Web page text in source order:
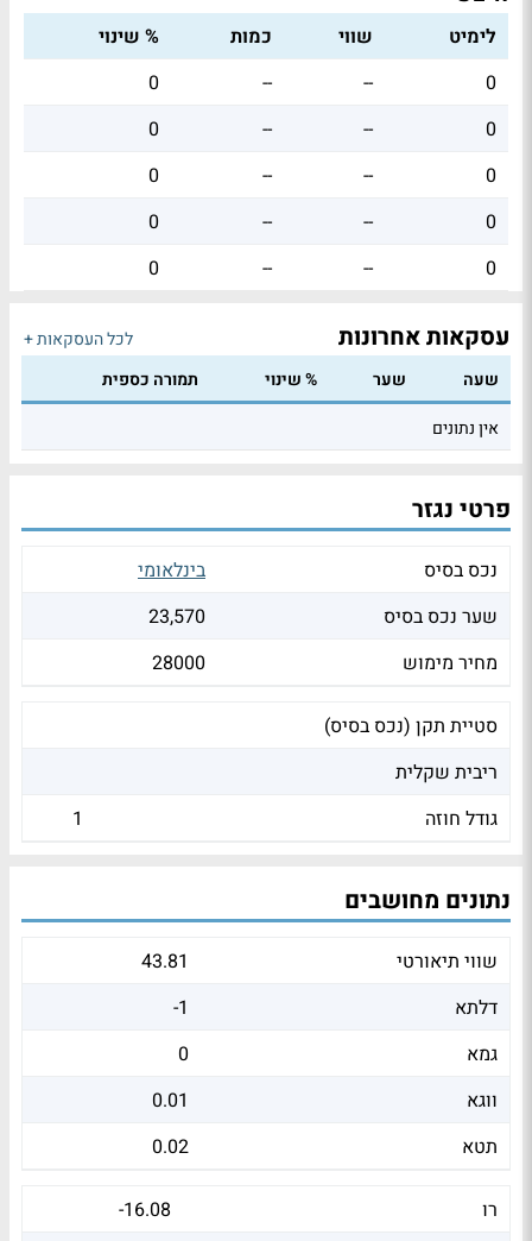
לימיט שווי כמות
% שינוי
0
--
--
0
0
--
--
0
0
--
--
0
0
--
--
0
0
--
--
0
עסקאות אחרונות
לכל העסקאות +
שעה
שער % שינוי
תמורה כספית
אין נתונים
פרטי נגזר
נכס בסיס
בינלאומי
שער נכס בסיס
23,570
מחיר מימוש
28000
סטיית תקן (נכס בסיס)
ריבית שקלית
גודל חוזה
1
נתונים מחושבים
שווי תיאורטי
43.81
דלתא
-1
גמא
0
ווגא
0.01
תטא
0.02
רו
-16.08